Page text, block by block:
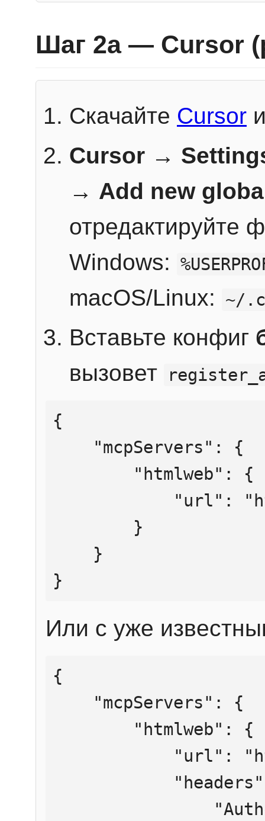
Шаг 2a — Cursor
Скачайте Cursor
Cursor →
→ Add new
отредактируйте
Windows:
macOS/Linux: ~/
Вставьте конфиг
вызовет
{
}
Или с уже
{